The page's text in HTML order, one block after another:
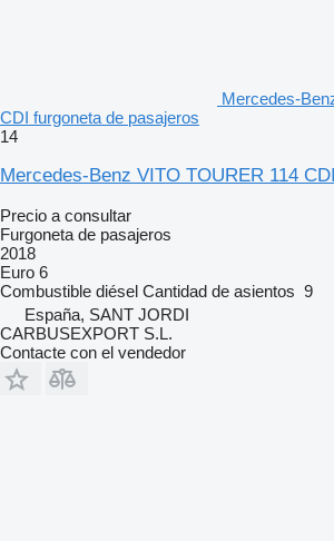
Mercedes-
CDI furgoneta de pasajeros
14
Mercedes-Benz VITO TOURER 114 CDI
Precio a consultar
Furgoneta de pasajeros
2018
Euro 6
Combustible diésel Cantidad de asientos 9
España, SANT JORDI
CARBUSEXPORT S.L.
Contacte con el vendedor